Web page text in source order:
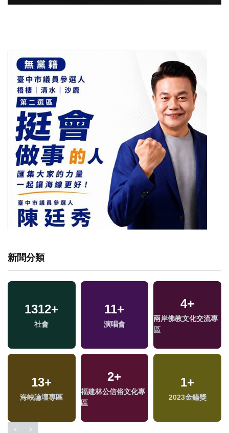
新聞分類
1+
兩岸藝苑天地
63+
影視
32+
2024立委選戰
685+
文教
17+
評論
36+